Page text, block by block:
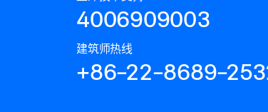
4006909003
建筑师热线
+86-22-8689-